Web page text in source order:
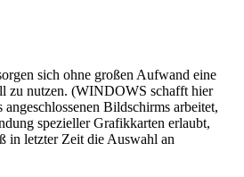
sich ohne großen Aufwand eine
zu nutzen. (WINDOWS schafft hier
Bildschirms arbeitet,
spezieller Grafikkarten erlaubt,
in letzter Zeit die Auswahl an